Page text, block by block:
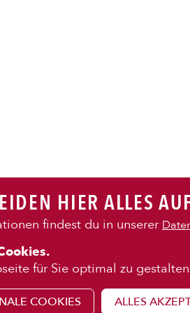
VEGI/
SALATÜber uns
Franchise
HIER ALLES
findest du in unserer
für Sie optimal zu
COOKIES ALLES